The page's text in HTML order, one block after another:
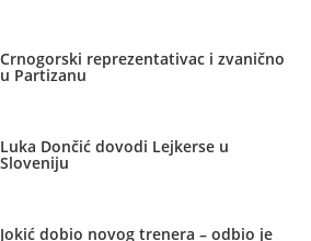
Crnogorski reprezentativac i zvanično
u Partizanu
Luka Dončić dovodi Lejkerse u
Sloveniju
Jokić dobio novog trenera – odbio je